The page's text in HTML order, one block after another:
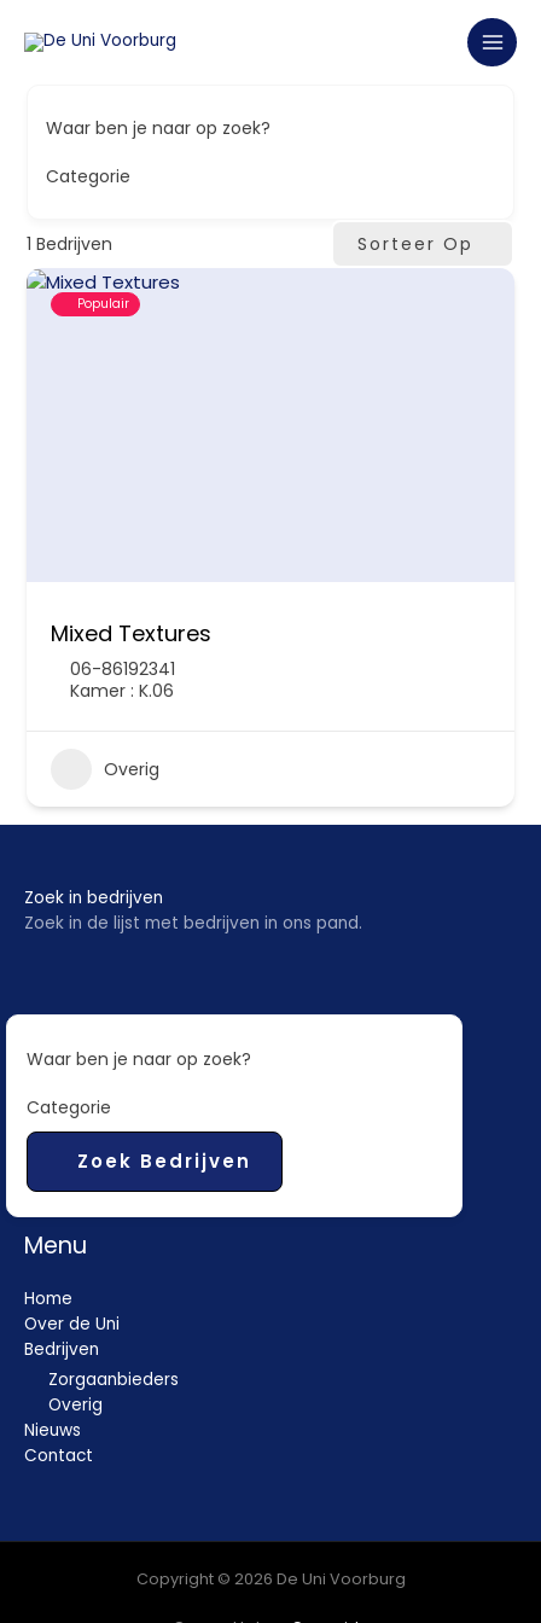
naar
Waar ben je naar op zoek?
Categorie
1 Bedrijven Sorteer Op
Populair
Mixed Textures
06-86192341
Kamer : K.06
Overig
Zoek in bedrijven
Zoek in de lijst met bedrijven in ons pand.
Waar ben je naar op zoek?
Categorie
Zoek Bedrijven
Menu
Home
Over de Uni
Bedrijven
Zorgaanbieders
Overig
Nieuws
Contact
Copyright © 2026 De Uni Voorburg